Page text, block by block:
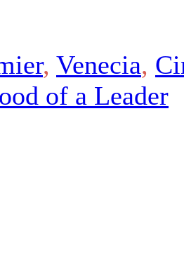
, Venecia,
of a Leader